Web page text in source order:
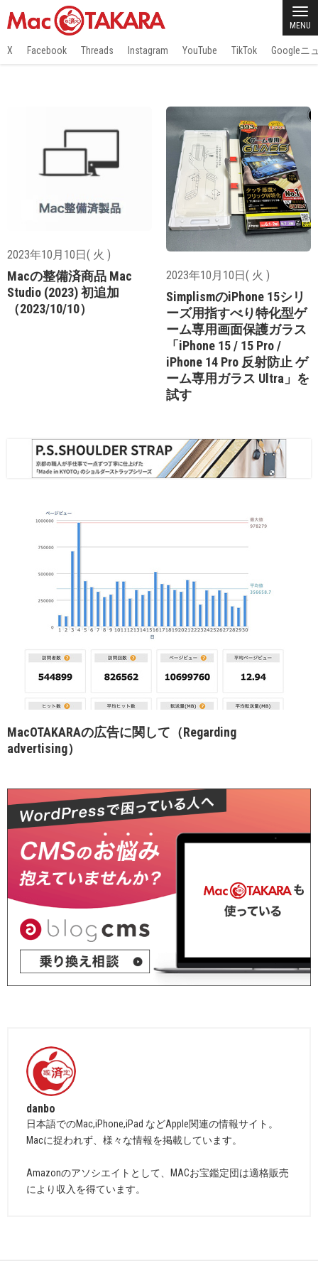
MENU
X Facebook Threads Instagram YouTube TikTok Googleニ
2023年10月10日( 火 )
Macの整備済商品 Mac
Studio (2023) 初追加
（2023/10/10）
2023年10月10日( 火 )
SimplismのiPhone 15シリ
ーズ用指すべり特化型ゲ
ーム専用画面保護ガラス
「iPhone 15 / 15 Pro /
iPhone 14 Pro 反射防止 ゲ
ーム専用ガラス Ultra」を
試す
MacOTAKARAの広告に関して（Regarding
advertising）
danbo
日本語でのMac,iPhone,iPad などApple関連の情報サイト。
Macに捉われず、様々な情報を掲載しています。
Amazonのアソシエイトとして、MACお宝鑑定団は適格販売
により収入を得ています。